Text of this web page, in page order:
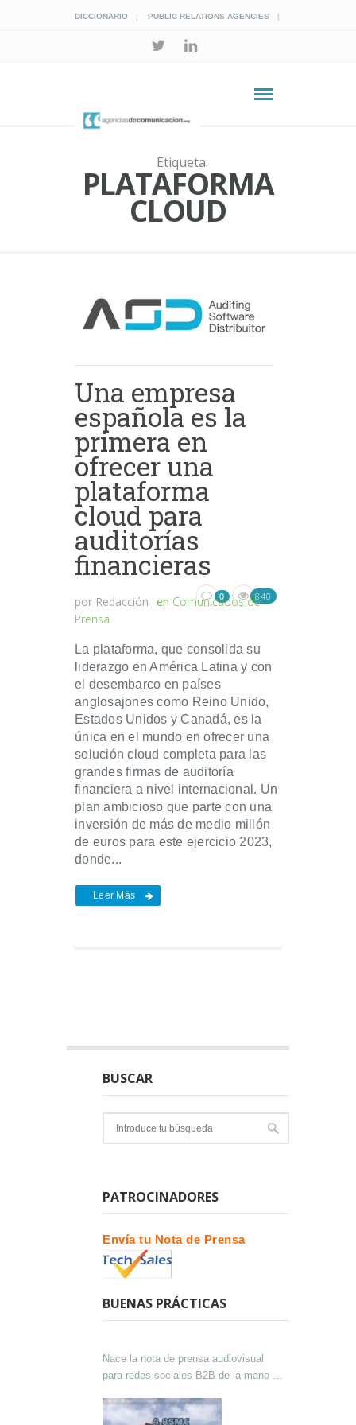
DICCIONARIO PUBLIC RELATIONS AGENCIES
Etiqueta:
PLATAFORMA
CLOUD
Una empresa
española es la
primera en
ofrecer una
plataforma
cloud para
auditorías
financieras
por Redacción en Comunicados de
Prensa
0 840
La plataforma, que consolida su
liderazgo en América Latina y con
el desembarco en países
anglosajones como Reino Unido,
Estados Unidos y Canadá, es la
única en el mundo en ofrecer una
solución cloud completa para las
grandes firmas de auditoría
financiera a nivel internacional. Un
plan ambicioso que parte con una
inversión de más de medio millón
de euros para este ejercicio 2023,
donde...
Leer Más
BUSCAR
PATROCINADORES
Envía tu Nota de Prensa
BUENAS PRÁCTICAS
Nace la nota de prensa audiovisual
para redes sociales B2B de la mano de